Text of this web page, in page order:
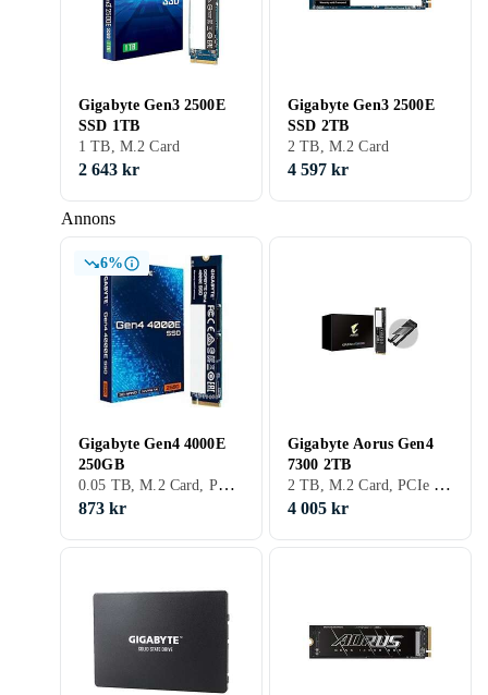
Annons
Gigabyte Gen3 2500E
SSD 1TB
1 TB, M.2 Card
2 643 kr
Gigabyte Gen3 2500E
SSD 2TB
2 TB, M.2 Card
4 597 kr
6%
Gigabyte Gen4 4000E
250GB
0.05 TB, M.2 Card, PCIe Gen4 x4 NVMe
873 kr
Gigabyte Aorus Gen4
7300 2TB
2 TB, M.2 Card, PCIe Gen4 x4 NVMe
4 005 kr